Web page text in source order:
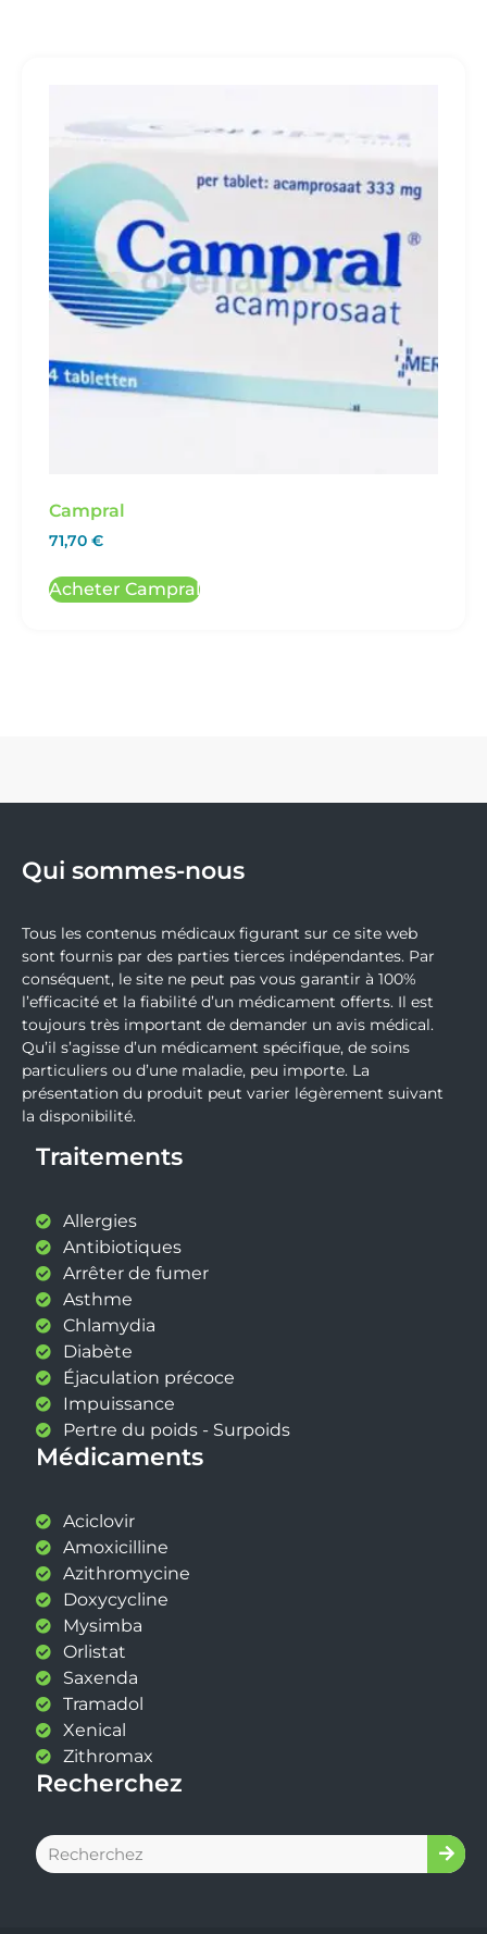
Campral
71,70 €
Acheter Campral
Qui sommes-nous
Tous les contenus médicaux figurant sur ce site web
sont fournis par des parties tierces indépendantes. Par
conséquent, le site ne peut pas vous garantir à 100%
l’efficacité et la fiabilité d’un médicament offerts. Il est
toujours très important de demander un avis médical.
Qu’il s’agisse d’un médicament spécifique, de soins
particuliers ou d’une maladie, peu importe. La
présentation du produit peut varier légèrement suivant
la disponibilité.
Traitements
Allergies
Antibiotiques
Arrêter de fumer
Asthme
Chlamydia
Diabète
Éjaculation précoce
Impuissance
Pertre du poids - Surpoids
Médicaments
Aciclovir
Amoxicilline
Azithromycine
Doxycycline
Mysimba
Orlistat
Saxenda
Tramadol
Xenical
Zithromax
Recherchez